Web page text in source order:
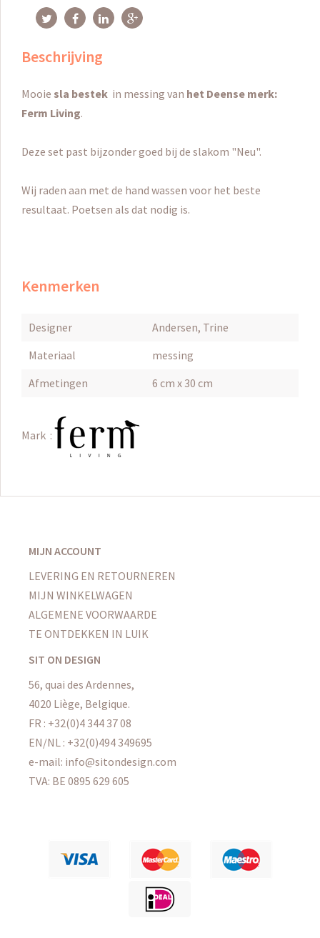
Beschrijving
Mooie sla bestek in messing van het Deense merk:
Ferm Living.
Deze set past bijzonder goed bij de slakom "Neu".
Wij raden aan met de hand wassen voor het beste
resultaat. Poetsen als dat nodig is.
Kenmerken
Designer
Andersen, Trine
Materiaal
messing
Afmetingen
6 cm x 30 cm
Mark :
MIJN ACCOUNT
LEVERING EN RETOURNEREN
MIJN WINKELWAGEN
ALGEMENE VOORWAARDE
TE ONTDEKKEN IN LUIK
SIT ON DESIGN
56, quai des Ardennes,
4020 Liège, Belgique.
FR : +32(0)4 344 37 08
EN/NL : +32(0)494 349695
e-mail: info@sitondesign.com
TVA: BE 0895 629 605